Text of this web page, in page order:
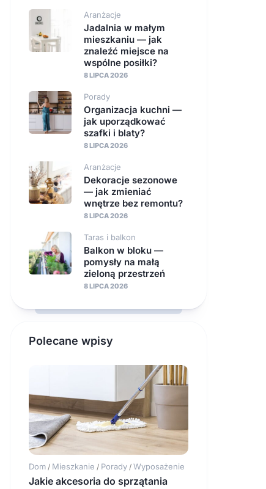
Aranżacje
Jadalnia w małym
mieszkaniu — jak
znaleźć miejsce na
wspólne posiłki?
8 LIPCA 2026
Porady
Organizacja kuchni —
jak uporządkować
szafki i blaty?
8 LIPCA 2026
Aranżacje
Dekoracje sezonowe
— jak zmieniać
wnętrze bez remontu?
8 LIPCA 2026
Taras i balkon
Balkon w bloku —
pomysły na małą
zieloną przestrzeń
8 LIPCA 2026
Polecane wpisy
Dom / Mieszkanie / Porady / Wyposażenie
Jakie akcesoria do sprzątania